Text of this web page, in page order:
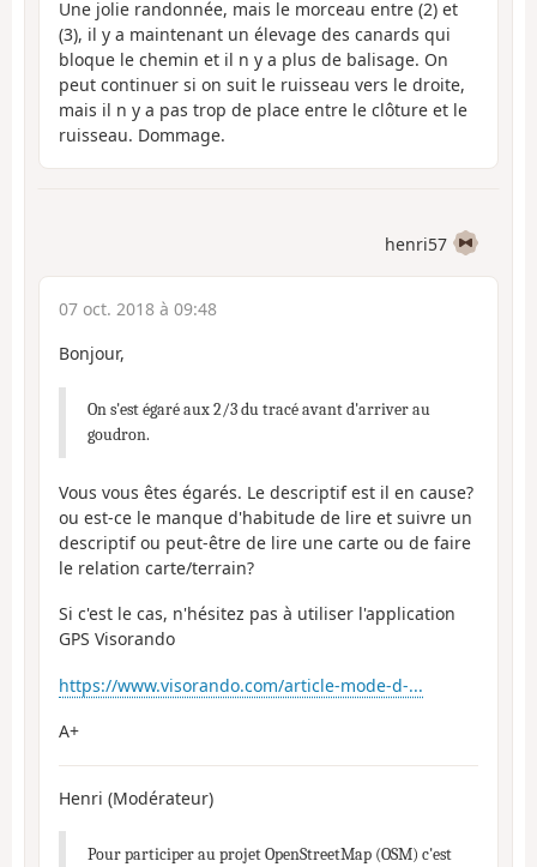
Une jolie randonnée, mais le morceau entre (2) et
(3), il y a maintenant un élevage des canards qui
bloque le chemin et il n y a plus de balisage. On
peut continuer si on suit le ruisseau vers le droite,
mais il n y a pas trop de place entre le clôture et le
ruisseau. Dommage.
henri57
07 oct. 2018 à 09:48
Bonjour,
On s'est égaré aux 2/3 du tracé avant d'arriver au
goudron.
Vous vous êtes égarés. Le descriptif est il en cause?
ou est-ce le manque d'habitude de lire et suivre un
descriptif ou peut-être de lire une carte ou de faire
le relation carte/terrain?
Si c'est le cas, n'hésitez pas à utiliser l'application
GPS Visorando
https://www.visorando.com/article-mode-d-...
A+
Henri (Modérateur)
Pour participer au projet OpenStreetMap (OSM) c'est